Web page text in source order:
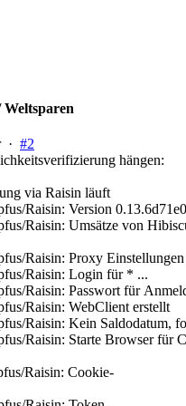
Weltsparen
· #2
hängen:
via Raisin läuft
Raisin: Version
Raisin: Umsätze von
Raisin: Proxy Einstellungen
Raisin: Login für * ...
Raisin: Passwort für
Raisin: WebClient erstellt
Raisin: Kein Saldodatum,
Raisin: Starte Browser für
Raisin: Cookie-